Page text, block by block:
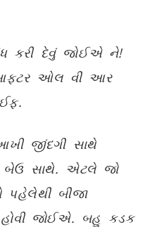
કરી દેવું જોઈએ ને!
ઓલ વી આર
જીંદગી સાથે
બેઉ સાથે. એટલે જો
પહેલેથી બીજા
હોવી જોઈએ. બહુ કડક